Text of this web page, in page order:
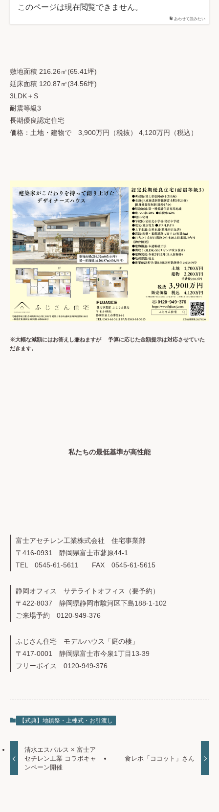
あわせて読みたい
このページは現在閲覧できません。
敷地面積 216.26㎡(65.41坪)
延床面積 120.87㎡(34.56坪)
3LDK＋S
耐震等級3
長期優良認定住宅
価格：土地・建物で 3,900万円（税抜） 4,120万円（税込）
※大幅な減額にはお答えし兼ねますが 予算に応じた金額提示は対応させていた
だきます。
私たちの最低基準が高性能
富士アセチレン工業株式会社 住宅事業部
〒416-0931 静岡県富士市蓼原44-1
TEL 0545-61-5611 FAX 0545-61-5615
静岡オフィス サテライトオフィス（要予約）
〒422-8037 静岡県静岡市駿河区下島188-1-102
ご来場予約 0120-949-376
ふじさん住宅 モデルハウス「庭の棲」
〒417-0001 静岡県富士市今泉1丁目13-39
フリーボイス 0120-949-376
【式典】地鎮祭・上棟式・お引渡し
清水エスパルス × 富士ア
セチレン工業 コラボキャ
ンペーン開催
食レポ「ココット」さん